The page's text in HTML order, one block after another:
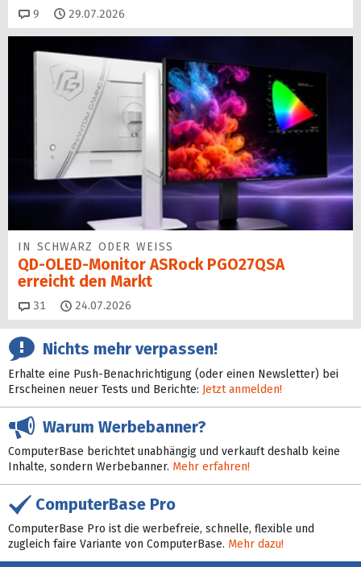
9 Kommentare
29.07.2026
IN SCHWARZ ODER WEISS
QD-OLED-Monitor ASRock PGO27QSA
erreicht den Markt
31 Kommentare
24.07.2026
Nichts mehr verpassen!
Erhalte eine Push-Benachrichtigung (oder einen Newsletter) bei
Erscheinen neuer Tests und Berichte: Jetzt anmelden!
Warum Werbebanner?
ComputerBase berichtet unabhängig und verkauft deshalb keine
Inhalte, sondern Werbebanner. Mehr erfahren!
ComputerBase Pro
ComputerBase Pro ist die werbefreie, schnelle, flexible und
zugleich faire Variante von ComputerBase. Mehr dazu!